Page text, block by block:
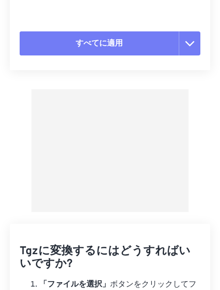
すべてに適用
Tgzに変換するにはどうすればい
いですか?
「ファイルを選択」 ボタンをクリックしてフ